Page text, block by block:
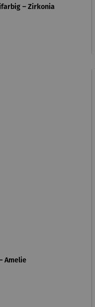
– Zirkonia
Amelie
Preis: